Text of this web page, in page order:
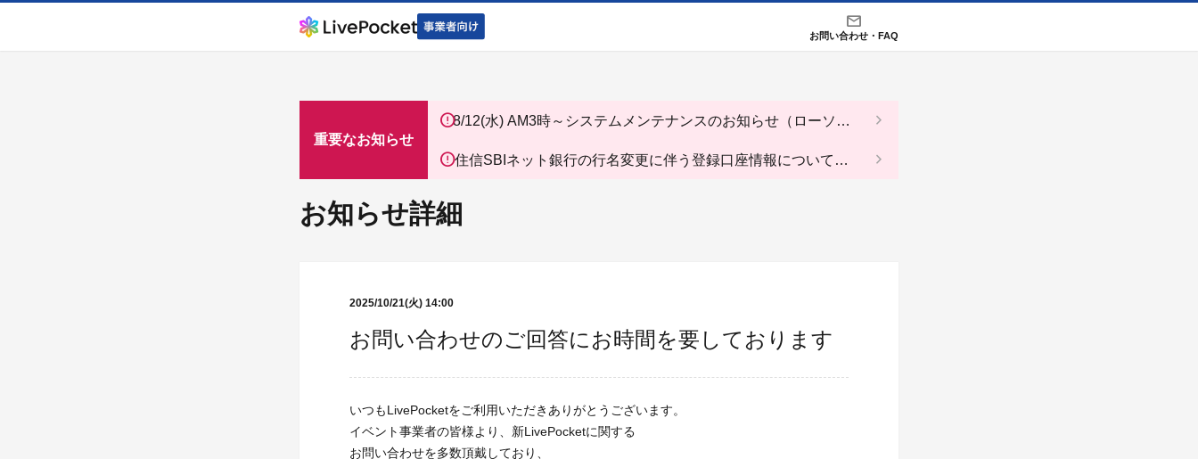
お問い合わせ・FAQ
重要なお知らせ
8/12(水) AM3時～システムメンテナンスのお知らせ（ローソ
住信SBIネット銀行の行名変更に伴う登録口座情報についての
お知らせ詳細
2025/10/21(火) 14:00
お問い合わせのご回答にお時間を要しております
いつもLivePocketをご利用いただきありがとうございます。
イベント事業者の皆様より、新LivePocketに関する
お問い合わせを多数頂戴しており、